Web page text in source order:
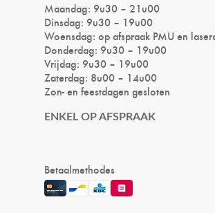
Maandag: 9u30 – 21u00
Dinsdag: 9u30 – 19u00
Woensdag: op afspraak PMU en
Donderdag: 9u30 – 19u00
Vrijdag: 9u30 – 19u00
Zaterdag: 8u00 – 14u00
Zon- en feestdagen gesloten
ENKEL OP AFSPRAAK
Betaalmethodes